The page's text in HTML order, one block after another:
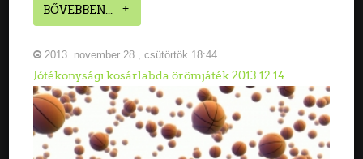
BŐVEBBEN...
2013. november 28., csütörtök 18:44
Jótékonysági kosárlabda örömjáték 2013.12.14.